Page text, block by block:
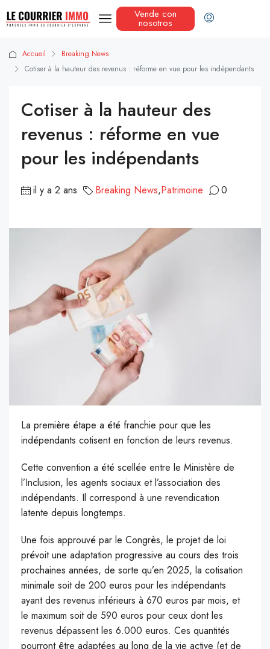
Vende con
nosotros
Accueil
Breaking News
Cotiser à la hauteur des revenus : réforme en vue pour les indépendants
Cotiser à la hauteur des
revenus : réforme en vue
pour les indépendants
il y a 2 ans Breaking News,Patrimoine 0
La première étape a été franchie pour que les
indépendants cotisent en fonction de leurs revenus.
Cette convention a été scellée entre le Ministère de
l’Inclusion, les agents sociaux et l’association des
indépendants. Il correspond à une revendication
latente depuis longtemps.
Une fois approuvé par le Congrès, le projet de loi
prévoit une adaptation progressive au cours des trois
prochaines années, de sorte qu’en 2025, la cotisation
minimale soit de 200 euros pour les indépendants
ayant des revenus inférieurs à 670 euros par mois, et
le maximum soit de 590 euros pour ceux dont les
revenus dépassent les 6.000 euros. Ces quantités
pourront être adaptées au long de la vie active (et de